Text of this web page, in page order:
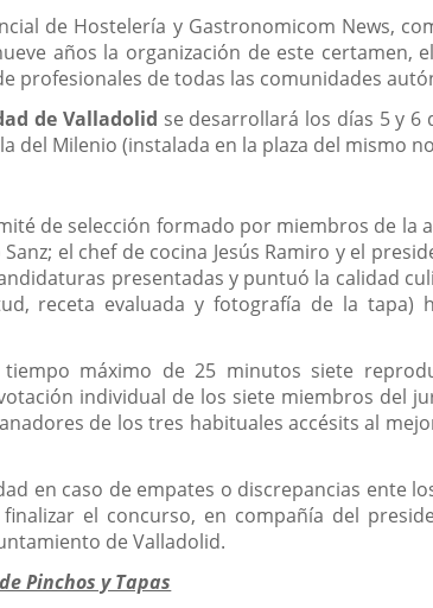
de Hostelería y Gastronomicom News,
años la organización de este certamen,
profesionales de todas las comunidades
de Valladolid se desarrollará los días 5 y
del Milenio (instalada en la plaza del mismo
de selección formado por miembros de la
el chef de cocina Jesús Ramiro y el
presentadas y puntuó la calidad
receta evaluada y fotografía de la tapa)
máximo de 25 minutos siete
individual de los siete miembros del
de los tres habituales accésits al
en caso de empates o discrepancias ente
el concurso, en compañía del
de Valladolid.
Pinchos y Tapas